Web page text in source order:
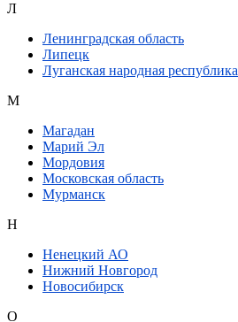
Л
Ленинградская область
Липецк
Луганская народная республика
М
Магадан
Марий Эл
Мордовия
Московская область
Мурманск
Н
Ненецкий АО
Нижний Новгород
Новосибирск
О